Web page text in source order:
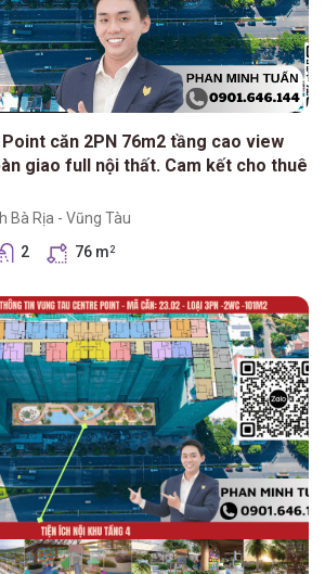
căn 2PN 76m2 tầng cao view
giao full nội thất. Cam kết cho thuê
Bà Rịa - Vũng Tàu
2 76 m 2